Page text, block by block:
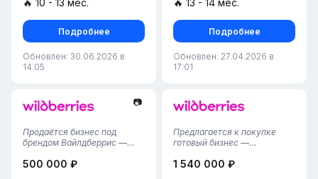
🔥 10 - 13 мес.
Подробнее
Обновлен: 30.06.2026 в
14:05
🔥 13 - 14 мес.
Подробнее
Обновлен: 27.04.2026 в
17:01
📷
Продаётся бизнес под
брендом Вайлдберрис —
25.10.2024 года. Отличная
500 000 ₽
Предлагается к покупке
готовый бизнес —
заказов Wildberries в
1 540 000 ₽